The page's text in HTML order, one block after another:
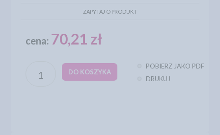
ZAPYTAJ O PRODUKT
cena: 70,21 zł
DO KOSZYKA
POBIERZ JAKO PDF
DRUKUJ